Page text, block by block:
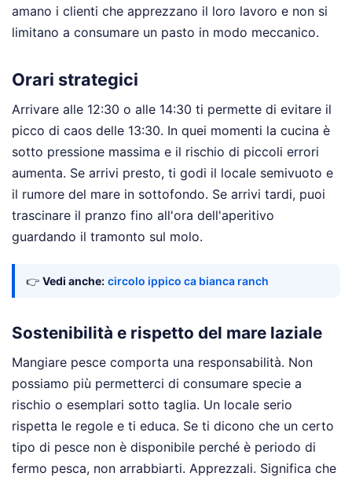
amano i clienti che apprezzano il loro lavoro e non si
limitano a consumare un pasto in modo meccanico.
Orari strategici
Arrivare alle 12:30 o alle 14:30 ti permette di evitare il
picco di caos delle 13:30. In quei momenti la cucina è
sotto pressione massima e il rischio di piccoli errori
aumenta. Se arrivi presto, ti godi il locale semivuoto e
il rumore del mare in sottofondo. Se arrivi tardi, puoi
trascinare il pranzo fino all'ora dell'aperitivo
guardando il tramonto sul molo.
👉 Vedi anche: circolo ippico ca bianca ranch
Sostenibilità e rispetto del mare laziale
Mangiare pesce comporta una responsabilità. Non
possiamo più permetterci di consumare specie a
rischio o esemplari sotto taglia. Un locale serio
rispetta le regole e ti educa. Se ti dicono che un certo
tipo di pesce non è disponibile perché è periodo di
fermo pesca, non arrabbiarti. Apprezzali. Significa che